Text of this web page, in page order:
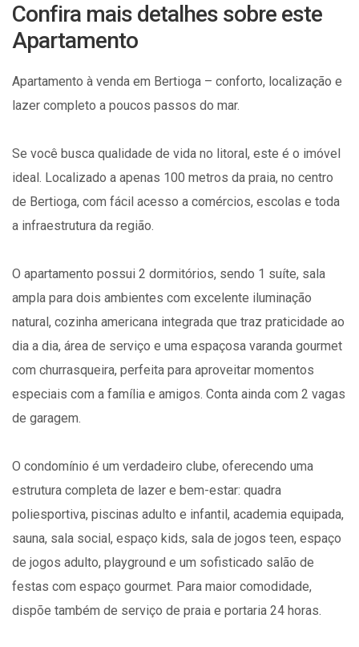
Confira mais detalhes sobre este
Apartamento
Apartamento à venda em Bertioga – conforto, localização e
lazer completo a poucos passos do mar.
Se você busca qualidade de vida no litoral, este é o imóvel
ideal. Localizado a apenas 100 metros da praia, no centro
de Bertioga, com fácil acesso a comércios, escolas e toda
a infraestrutura da região.
O apartamento possui 2 dormitórios, sendo 1 suíte, sala
ampla para dois ambientes com excelente iluminação
natural, cozinha americana integrada que traz praticidade ao
dia a dia, área de serviço e uma espaçosa varanda gourmet
com churrasqueira, perfeita para aproveitar momentos
especiais com a família e amigos. Conta ainda com 2 vagas
de garagem.
O condomínio é um verdadeiro clube, oferecendo uma
estrutura completa de lazer e bem-estar: quadra
poliesportiva, piscinas adulto e infantil, academia equipada,
sauna, sala social, espaço kids, sala de jogos teen, espaço
de jogos adulto, playground e um sofisticado salão de
festas com espaço gourmet. Para maior comodidade,
dispõe também de serviço de praia e portaria 24 horas.